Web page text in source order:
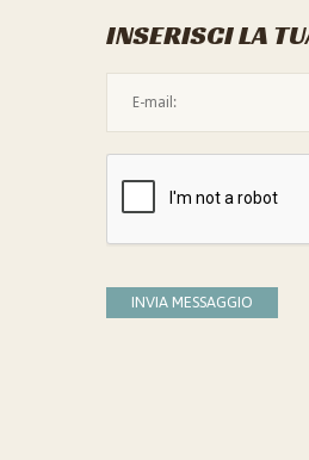
INSERISCI LA
INVIA MESSAGGIO